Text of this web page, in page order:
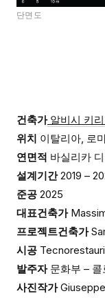
단면도
건축가알비시 키
위치 이탈리아, 로
연면적 바실리카
설계기간2019 –
준공 2025
대표건축가
프로젝트건축가
시공
발주자문화부 – 콜
사진작가